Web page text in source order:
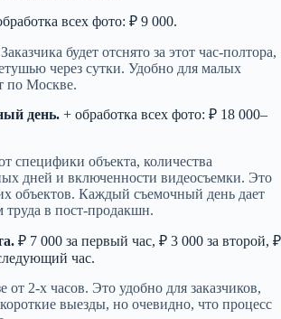
всех фото: ₽ 9 000.
будет отснято за этот час-полтора,
через сутки. Удобно для малых
по Москве.
день. + обработка всех фото: ₽ 18 000–
специфики объекта, количества
дней и включенности видеосъемки. Это
объектов. Каждый съемочный день дает
труда в пост-продакшн.
₽ 7 000 за первый час, ₽ 3 000 за второй, ₽
час.
от 2-х часов. Это удобно для заказчиков,
выезды, но очевидно, что процесс